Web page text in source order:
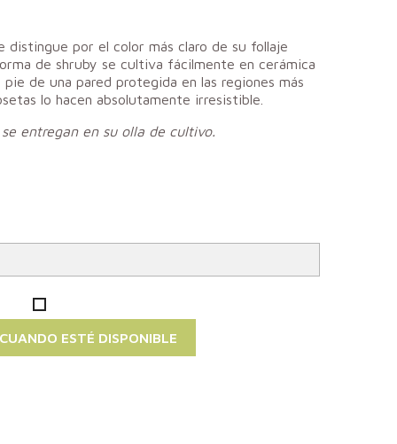
por el color más claro de su follaje
de shruby se cultiva fácilmente en cerámica
de una pared protegida en las regiones más
lo hacen absolutamente irresistible.
entregan en su olla de cultivo.
ESTÉ DISPONIBLE